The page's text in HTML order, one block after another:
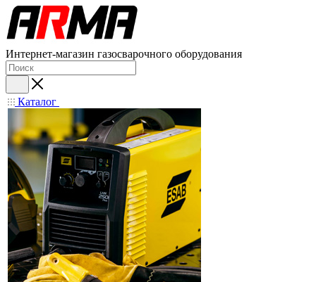
Интернет-магазин газосварочного оборудования
Каталог